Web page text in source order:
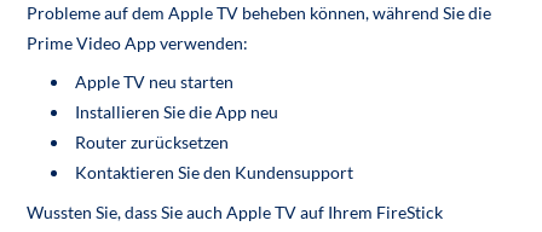
Probleme auf dem Apple TV beheben können, während Sie die
Prime Video App verwenden:
Apple TV neu starten
Installieren Sie die App neu
Router zurücksetzen
Kontaktieren Sie den Kundensupport
Wussten Sie, dass Sie auch Apple TV auf Ihrem FireStick